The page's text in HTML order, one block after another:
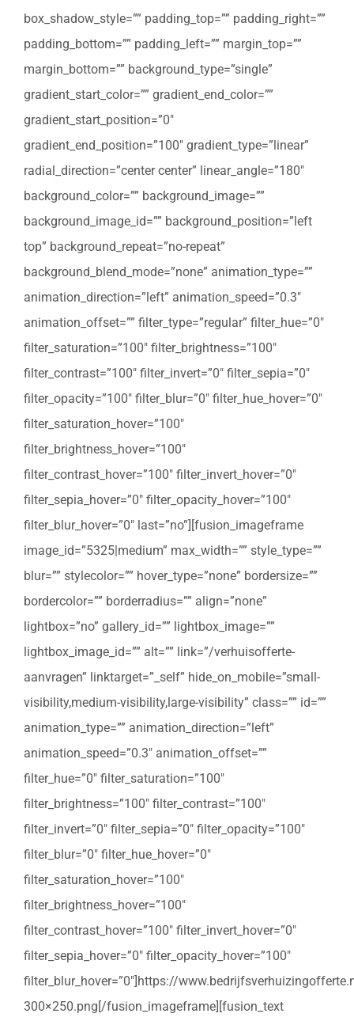
box_shadow_style=”” padding_top=”” padding_right=””
padding_bottom=”” padding_left=”” margin_top=””
margin_bottom=”” background_type=”single”
gradient_start_color=”” gradient_end_color=””
gradient_start_position=”0″
gradient_end_position=”100″ gradient_type=”linear”
radial_direction=”center center” linear_angle=”180″
background_color=”” background_image=””
background_image_id=”” background_position=”left
top” background_repeat=”no-repeat”
background_blend_mode=”none” animation_type=””
animation_direction=”left” animation_speed=”0.3″
animation_offset=”” filter_type=”regular” filter_hue=”0″
filter_saturation=”100″ filter_brightness=”100″
filter_contrast=”100″ filter_invert=”0″ filter_sepia=”0″
filter_opacity=”100″ filter_blur=”0″ filter_hue_hover=”0″
filter_saturation_hover=”100″
filter_brightness_hover=”100″
filter_contrast_hover=”100″ filter_invert_hover=”0″
filter_sepia_hover=”0″ filter_opacity_hover=”100″
filter_blur_hover=”0″ last=”no”][fusion_imageframe
image_id=”5325|medium” max_width=”” style_type=””
blur=”” stylecolor=”” hover_type=”none” bordersize=””
bordercolor=”” borderradius=”” align=”none”
lightbox=”no” gallery_id=”” lightbox_image=””
lightbox_image_id=”” alt=”” link=”/verhuisofferte-
aanvragen” linktarget=”_self” hide_on_mobile=”small-
visibility,medium-visibility,large-visibility” class=”” id=””
animation_type=”” animation_direction=”left”
animation_speed=”0.3″ animation_offset=””
filter_hue=”0″ filter_saturation=”100″
filter_brightness=”100″ filter_contrast=”100″
filter_invert=”0″ filter_sepia=”0″ filter_opacity=”100″
filter_blur=”0″ filter_hue_hover=”0″
filter_saturation_hover=”100″
filter_brightness_hover=”100″
filter_contrast_hover=”100″ filter_invert_hover=”0″
filter_sepia_hover=”0″ filter_opacity_hover=”100″
filter_blur_hover=”0″]https://
300×250.png[/fusion_imageframe][fusion_text